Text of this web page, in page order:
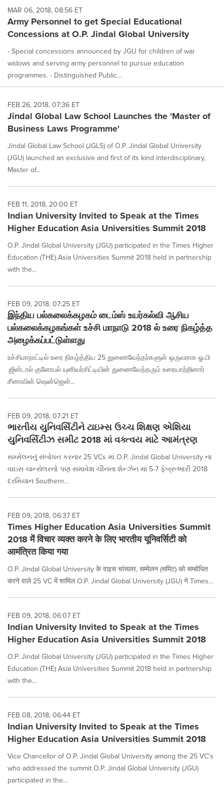
MAR 06, 2018, 08:56 ET
Army Personnel to get Special Educational
Concessions at O.P. Jindal Global University
- Special concessions announced by JGU for children of war
widows and serving army personnel to pursue education
programmes. - Distinguished Public...
FEB 26, 2018, 07:36 ET
Jindal Global Law School Launches the 'Master of
Business Laws Programme'
Jindal Global Law School (JGLS) of O.P. Jindal Global University
(JGU) launched an exclusive and first of its kind interdisciplinary,
Master of...
FEB 11, 2018, 20:00 ET
Indian University Invited to Speak at the Times
Higher Education Asia Universities Summit 2018
O.P. Jindal Global University (JGU) participated in the Times Higher
Education (THE) Asia Universities Summit 2018 held in partnership
with the...
FEB 09, 2018, 07:25 ET
இந்திய பல்கலைக்கழகம் டைம்ஸ் உயர்கல்வி ஆசிய
பல்கலைக்கழகங்கள் உச்சி மாநாடு 2018 ல் உரை நிகழ்த்த
அழைக்கப்பட்டுள்ளது
உச்சிமாநாட்டில் உரை நிகழ்த்திய 25 துணைவேந்தர்களுள் ஒருவராக ஓ.பி
.ஜின்டால் குளோபல் யுனிவர்சிட்டியின் துணைவேந்தரும் உரையாற்றினார்
சீனாவின் ஷென்ஜென்...
FEB 09, 2018, 07:21 ET
ભારતીય યુનિવર્સિટીને ટાઇમ્સ ઉચ્ચ શિક્ષણ એશિયા
યુનિવર્સિટીઝ સમીટ 2018 માં વક્ત્વય માટે આમંત્રણ
સમ્મેલનનું સંબોધન કરનાર 25 VCs માં O.P. Jindal Global University ના
વાઇસ ચાન્સેલરનો પણ સમાવેશ ચીનના શેન્ઝેન માં 5-7 ફેબ્રુઆરી 2018
દરમિયાન Southern...
FEB 09, 2018, 06:37 ET
Times Higher Education Asia Universities Summit
2018 में विचार व्यक्त करने के लिए भारतीय यूनिवर्सिटी को
आमंत्रित किया गया
O.P. Jindal Global University के वाइस चांसलर, सम्मेलन (समिट) को सम्बोधित
करने वाले 25 VC में शामिल O.P. Jindal Global University (JGU) ने Times...
FEB 09, 2018, 06:07 ET
Indian University Invited to Speak at the Times
Higher Education Asia Universities Summit 2018
O.P. Jindal Global University (JGU) participated in the Times Higher
Education (THE) Asia Universities Summit 2018 held in partnership
with the...
FEB 08, 2018, 06:44 ET
Indian University Invited to Speak at the Times
Higher Education Asia Universities Summit 2018
Vice Chancellor of O.P. Jindal Global University among the 25 VC's
who addressed the summit O.P. Jindal Global University (JGU)
participated in the...